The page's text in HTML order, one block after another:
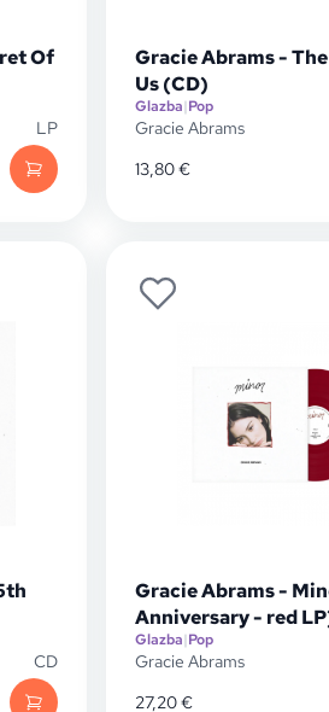
Of
LP
Gracie Abrams -
Us (CD)
Glazba|Pop
Gracie Abrams
13,80€
CD
Gracie Abrams -
Anniversary - red
Glazba|Pop
Gracie Abrams
27,20€